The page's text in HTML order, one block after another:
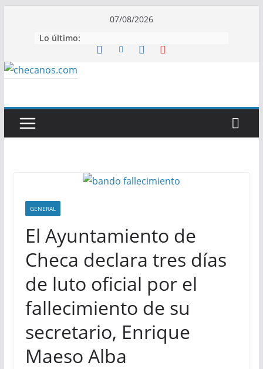
07/08/2026
Lo último:
GENERAL
El Ayuntamiento de
Checa declara tres días
de luto oficial por el
fallecimiento de su
secretario, Enrique
Maeso Alba